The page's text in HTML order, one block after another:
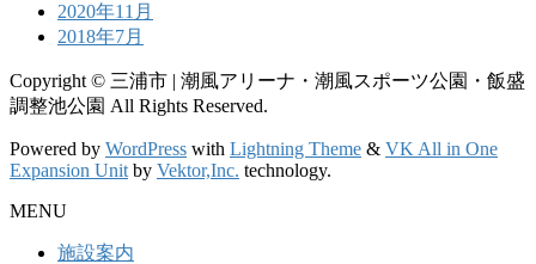
2020年11月
2018年7月
Copyright © 三浦市 | 潮風アリーナ・潮風スポーツ公園・飯盛
調整池公園 All Rights Reserved.
Powered by WordPress with Lightning Theme & VK All in One
Expansion Unit by Vektor,Inc. technology.
MENU
施設案内